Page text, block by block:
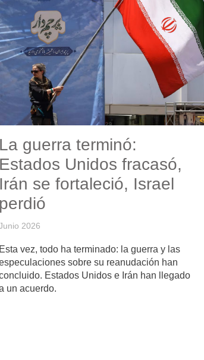
La guerra terminó:
Estados Unidos fracasó,
Irán se fortaleció, Israel
perdió
2026
Esta vez, todo ha terminado: la guerra y las
sobre su reanudación han
Estados Unidos e Irán han llegado
un acuerdo.